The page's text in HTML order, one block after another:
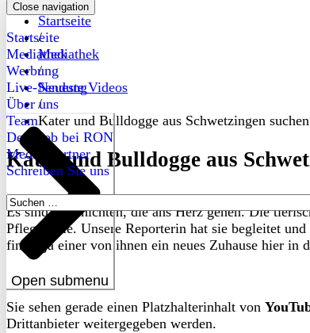
Close navigation
Startseite
Mediathek
Werbung
Live-Sendung
Über uns
Open submenu
Team
Dein Job bei RON
Medienpartner
Schreiben Sie uns
Suchen
nach:
Startseite
/
Mediathek
/
Neueste Videos
/
Kater und Bulldogge aus Schwetzingen
Kater und Bulldogge aus
Es sind Geschichten, die ans Herz gehen. Die
Pflegestelle. Unsere Reporterin hat sie begleitet
findet ja einer von ihnen ein neues Zuhause hier in
Sie sehen gerade einen Platzhalterinhalt von
Drittanbieter weitergegeben werden.